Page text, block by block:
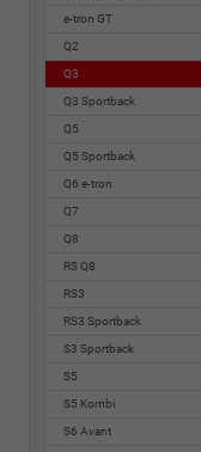
e-tron GT
Q2
Q3
Q3 Sportback
Q5
Q5 Sportback
Q6 e-tron
Q7
Q8
RS Q8
RS3
RS3 Sportback
S3 Sportback
S5
S5 Kombi
S6 Avant